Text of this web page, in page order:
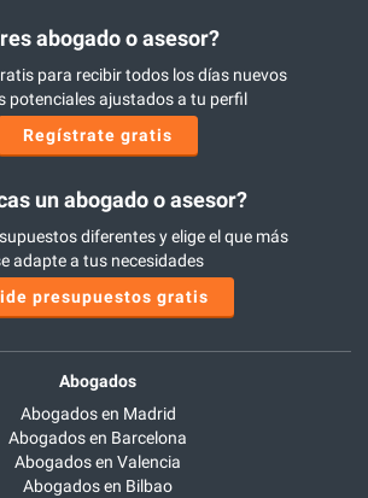
abogado o asesor?
para recibir todos los días nuevos
potenciales ajustados a tu perfil
Regístrate gratis
un abogado o asesor?
diferentes y elige el que más
adapte a tus necesidades
presupuestos gratis
Abogados
Abogados en Madrid
Abogados en Barcelona
Abogados en Valencia
Abogados en Bilbao